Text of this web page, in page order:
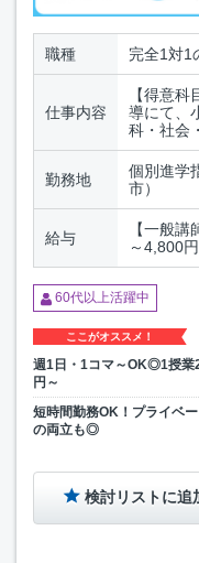
職種 完全1対1
仕事内容
【得意
導にて、
科・社会
勤務地
個別進学
市）
給与
【一般
～4,800
60代以上活躍中
ここがオススメ！
週1日・1コマ～OK◎1授業
円～
短時間勤務OK！プライベー
の両立も◎
検討リストに追